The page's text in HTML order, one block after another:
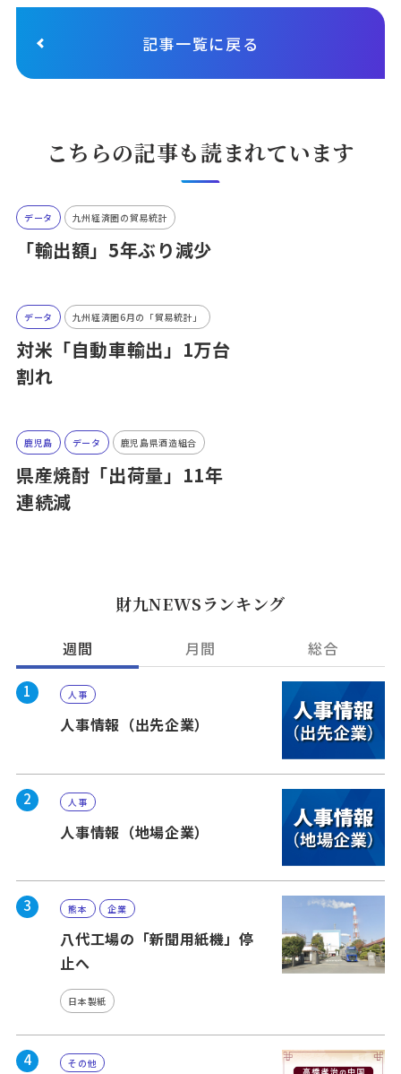
記事一覧に戻る
こちらの記事も読まれています
データ 九州経済圏の貿易統計
「輸出額」5年ぶり減少
データ 九州経済圏6月の「貿易統計」
対米「自動車輸出」1万台
割れ
鹿児島 データ 鹿児島県酒造組合
県産焼酎「出荷量」11年
連続減
財九NEWSランキング
週間 月間 総合
1 人事
人事情報（出先企業）
2 人事
人事情報（地場企業）
3 熊本 企業
八代工場の「新聞用紙機」停
止へ
日本製紙
4 その他